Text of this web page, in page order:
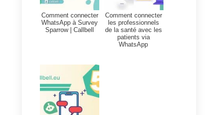
de messages de suivi sur
WhatsApp a un impact direct sur
les résultats, car comme il s’agit
d’un canal direct, le taux de
réponse est plus élevé.